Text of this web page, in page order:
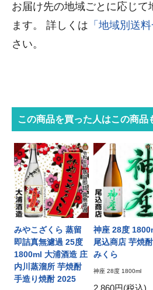
お届け先の地域ごとに応じて
ます。 詳しくは 「地域別送料
さい。
この商品を買った人はこの商品
みやこざくら 蒸留
即詰真無濾過 25度
1800ml 大浦酒造 庄
内川蒸溜所 芋焼酎
手造り焼酎 2025
神座 28度
尾込商店 芋焼
みくら
神座 28度 1800ml